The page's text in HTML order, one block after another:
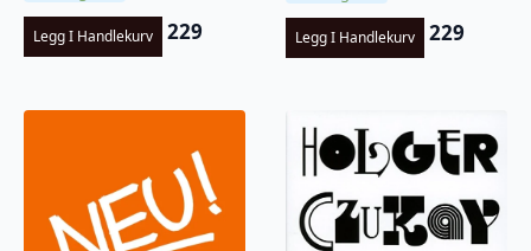
Legg I Handlekurv 229 Legg I Handlekurv 229